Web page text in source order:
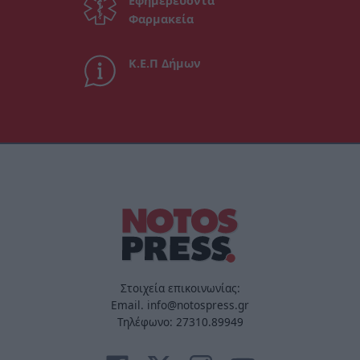
Φαρμακεία
Κ.Ε.Π Δήμων
Στοιχεία επικοινωνίας:
Email. info@notospress.gr
Τηλέφωνο: 27310.89949